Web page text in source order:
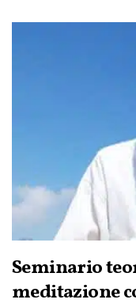
Seminario
meditazione